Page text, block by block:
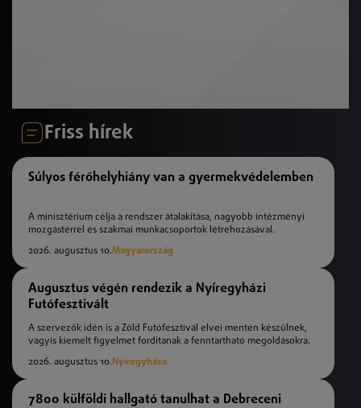
Friss hírek
Súlyos férőhelyhiány van a gyermekvédelemben
A minisztérium célja a rendszer átalakítása, nagyobb intézményi
mozgástérrel és szakmai munkacsoportok létrehozásával.
2026. augusztus 10.Magyarország
Augusztus végén rendezik a Nyíregyházi
Futófesztivált
A szervezők idén is a Zöld Futófesztivál elvei mentén készülnek,
vagyis kiemelt figyelmet fordítanak a fenntartható megoldásokra.
2026. augusztus 10. Nyíregyháza
7800 külföldi hallgató tanulhat a Debreceni